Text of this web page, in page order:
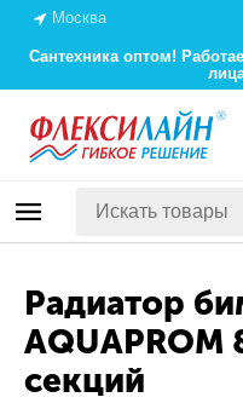
Москва
Сантехника оптом!
Радиатор
AQUAPROM
секций